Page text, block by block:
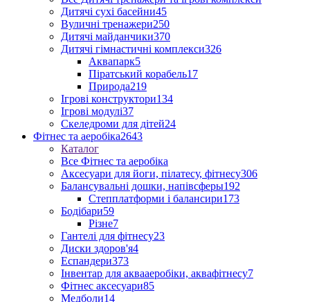
Дитячі сухі басейни45
Вуличні тренажери250
Дитячі майданчики370
Дитячі гімнастичні комплекси326
Аквапарк5
Піратський корабель17
Природа219
Ігрові конструктори134
Ігрові модулі37
Скеледроми для дітей24
Фітнес та аеробіка2643
Каталог
Все Фітнес та аеробіка
Аксесуари для йоги, пілатесу, фітнесу306
Балансувальні дошки, напівсферы192
Степплатформи і балансири173
Бодібари59
Різне7
Гантелі для фітнесу23
Диски здоров'я4
Еспандери373
Інвентар для аквааеробіки, аквафітнесу7
Фітнес аксесуари85
Медболи14